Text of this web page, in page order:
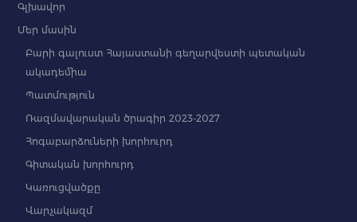
Գլխավոր
Մեր մասին
Բարի գալուստ Հայաստանի գեղարվեստի պետական
ակադեմիա
Պատմություն
Ռազմավարական ծրագիր 2023-2027
Հոգաբարձուների խորհուրդ
Գիտական խորհուրդ
Կառուցվածքը
Վարչակազմ